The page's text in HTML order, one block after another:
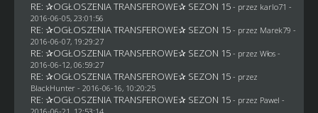
RE: ✰OGŁOSZENIA TRANSFEROWE✰ SEZON 15 - przez karlo71 -
2016-06-05, 23:01:56
RE: ✰OGŁOSZENIA TRANSFEROWE✰ SEZON 15 - przez Marek79 -
2016-06-07, 19:29:27
RE: ✰OGŁOSZENIA TRANSFEROWE✰ SEZON 15 - przez Włos-
2016-06-12, 06:59:27
RE: ✰OGŁOSZENIA TRANSFEROWE✰ SEZON 15 - przez
BlackHunter- 2016-06-16, 10:20:25
RE: ✰OGŁOSZENIA TRANSFEROWE✰ SEZON 15 - przez Pawel -